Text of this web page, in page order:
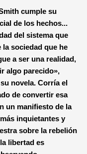
cumple su
de los hechos...
del sistema que
la sociedad que he
a ser una realidad,
algo parecido»,
novela. Corría el
de convertir esa
un manifiesto de la
inquietantes y
sobre la rebelión
libertad es